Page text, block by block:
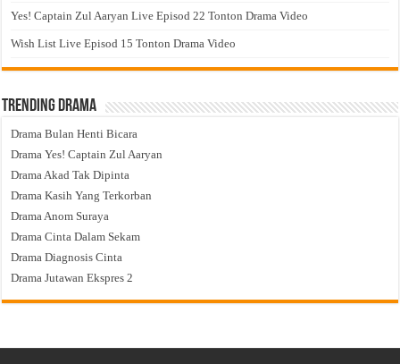
Yes! Captain Zul Aaryan Live Episod 22 Tonton Drama Video
Wish List Live Episod 15 Tonton Drama Video
Trending Drama
Drama Bulan Henti Bicara
Drama Yes! Captain Zul Aaryan
Drama Akad Tak Dipinta
Drama Kasih Yang Terkorban
Drama Anom Suraya
Drama Cinta Dalam Sekam
Drama Diagnosis Cinta
Drama Jutawan Ekspres 2